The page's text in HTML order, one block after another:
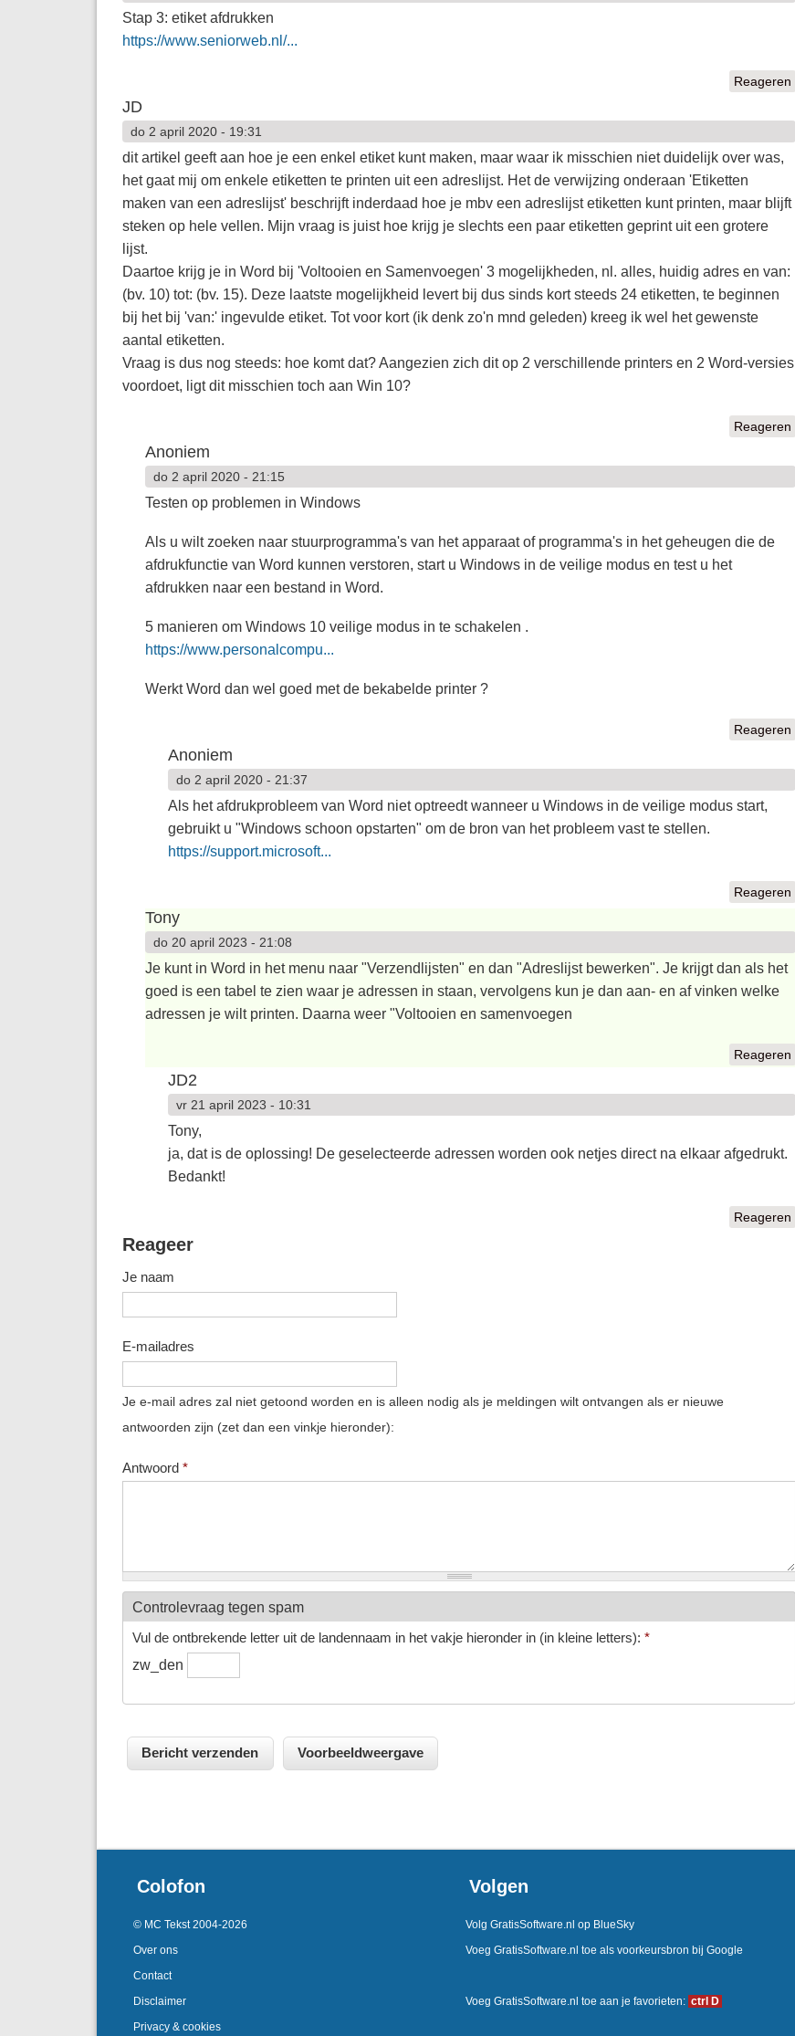
Stap 3: etiket afdrukken
https://www.seniorweb.nl/...
Reageren
JD
do 2 april 2020 - 19:31
dit artikel geeft aan hoe je een enkel etiket kunt maken, maar waar ik misschien niet duidelijk over was,
het gaat mij om enkele etiketten te printen uit een adreslijst. Het de verwijzing onderaan 'Etiketten
maken van een adreslijst' beschrijft inderdaad hoe je mbv een adreslijst etiketten kunt printen, maar blijft
steken op hele vellen. Mijn vraag is juist hoe krijg je slechts een paar etiketten geprint uit een grotere
lijst.
Daartoe krijg je in Word bij 'Voltooien en Samenvoegen' 3 mogelijkheden, nl. alles, huidig adres en van:
(bv. 10) tot: (bv. 15). Deze laatste mogelijkheid levert bij dus sinds kort steeds 24 etiketten, te beginnen
bij het bij 'van:' ingevulde etiket. Tot voor kort (ik denk zo'n mnd geleden) kreeg ik wel het gewenste
aantal etiketten.
Vraag is dus nog steeds: hoe komt dat? Aangezien zich dit op 2 verschillende printers en 2 Word-versies
voordoet, ligt dit misschien toch aan Win 10?
Reageren
Anoniem
do 2 april 2020 - 21:15
Testen op problemen in Windows
Als u wilt zoeken naar stuurprogramma's van het apparaat of programma's in het geheugen die de
afdrukfunctie van Word kunnen verstoren, start u Windows in de veilige modus en test u het
afdrukken naar een bestand in Word.
5 manieren om Windows 10 veilige modus in te schakelen .
https://www.personalcompu...
Werkt Word dan wel goed met de bekabelde printer ?
Reageren
Anoniem
do 2 april 2020 - 21:37
Als het afdrukprobleem van Word niet optreedt wanneer u Windows in de veilige modus start,
gebruikt u "Windows schoon opstarten" om de bron van het probleem vast te stellen.
https://support.microsoft...
Reageren
Tony
do 20 april 2023 - 21:08
Je kunt in Word in het menu naar "Verzendlijsten" en dan "Adreslijst bewerken". Je krijgt dan als het
goed is een tabel te zien waar je adressen in staan, vervolgens kun je dan aan- en af vinken welke
adressen je wilt printen. Daarna weer "Voltooien en samenvoegen
Reageren
JD2
vr 21 april 2023 - 10:31
Tony,
ja, dat is de oplossing! De geselecteerde adressen worden ook netjes direct na elkaar afgedrukt.
Bedankt!
Reageren
Reageer
Je naam
E-mailadres
Je e-mail adres zal niet getoond worden en is alleen nodig als je meldingen wilt ontvangen als er nieuwe
antwoorden zijn (zet dan een vinkje hieronder):
Antwoord *
Controlevraag tegen spam
Vul de ontbrekende letter uit de landennaam in het vakje hieronder in (in kleine letters): *
zw_den
Colofon
© MC Tekst 2004-2026
Over ons
Contact
Disclaimer
Privacy & cookies
Volgen
Volg GratisSoftware.nl op BlueSky
Voeg GratisSoftware.nl toe als voorkeursbron bij Google
Voeg GratisSoftware.nl toe aan je favorieten: ctrl D